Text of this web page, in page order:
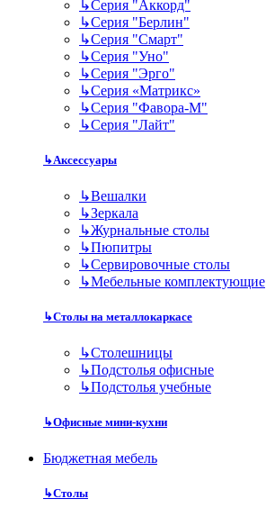
↳Серия "Аккорд"
↳Серия "Берлин"
↳Серия "Смарт"
↳Серия "Уно"
↳Серия "Эрго"
↳Серия «Матрикс»
↳Серия "Фавора-М"
↳Серия "Лайт"
↳Аксессуары
↳Вешалки
↳Зеркала
↳Журнальные столы
↳Пюпитры
↳Сервировочные столы
↳Мебельные комплектующие
↳Столы на металлокаркасе
↳Столешницы
↳Подстолья офисные
↳Подстолья учебные
↳Офисные мини-кухни
Бюджетная мебель
↳Столы